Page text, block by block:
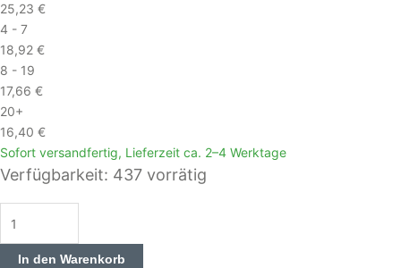
25,23 €
4 - 7
18,92 €
8 - 19
17,66 €
20+
16,40 €
Sofort versandfertig, Lieferzeit ca. 2–4 Werktage
Verfügbarkeit: 437 vorrätig
In den Warenkorb